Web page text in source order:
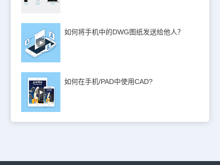
如何将手机中的DWG图纸发送给他人？
如何在手机/PAD中使用CAD?